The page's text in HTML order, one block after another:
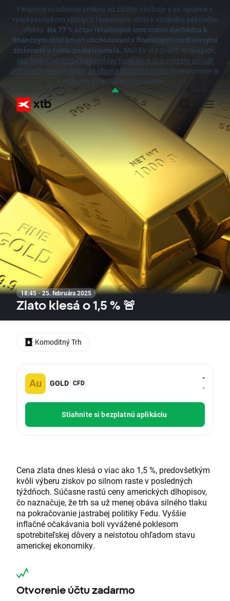
Finančné rozdielové zmluvy sú zložité nástroje a sú spojené s
vysokým rizikom rýchlych finančných strát v dôsledku pákového
efektu. Na 77 % účtov retailových investorov dochádza k
finančným stratám pri obchodovaní s finančnými rozdielovými
zmluvami u tohto poskytovateľa. Mali by ste zvážiť, či chápete,
ako finančné rozdielové zmluvy fungujú, a či si môžete dovoliť
podstúpiť vysoké riziko, že utrpíte finančné straty.Investovanie je
rizikové. Investujte zodpovedne.
18:45 · 25. februára 2025
Zlato klesá o 1,5 % 🚨
GOLD CFD
-
-
Stiahnite si bezplatnú aplikáciu
Cena zlata dnes klesá o viac ako 1,5 %, predovšetkým
kvôli výberu ziskov po silnom raste v posledných
týždňoch. Súčasne rastú ceny amerických dlhopisov,
čo naznačuje, že trh sa už menej obáva silného tlaku
na pokračovanie jastrabej politiky Fedu. Vyššie
inflačné očakávania boli vyvážené poklesom
spotrebiteľskej dôvery a neistotou ohľadom stavu
americkej ekonomiky.
Otvorenie účtu zadarmo
Komoditný Trh